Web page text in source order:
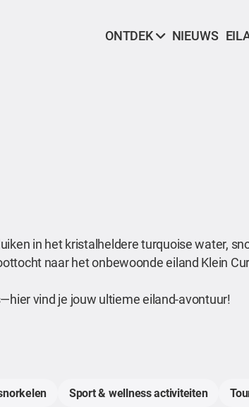
ONTDEK NIEUWS
in het kristalheldere turquoise water,
naar het onbewoonde eiland Klein
vind je jouw ultieme eiland-avontuur!
Sport & wellness activiteiten